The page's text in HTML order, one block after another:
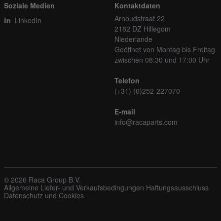
Soziale Medien
LinkedIn
Kontaktdaten
Arnoudstraat 22
2182 DZ Hillegom
Niederlande
Geöffnet von Montag bis Freitag
zwischen 08:30 und 17:00 Uhr
Telefon
(+31) (0)252-227070
E-mail
info@racaparts.com
© 2026 Raca Group B.V.
Allgemeine Liefer- und Verkaufsbedingungen Haftungsausschluss
Datenschutz und Cookies